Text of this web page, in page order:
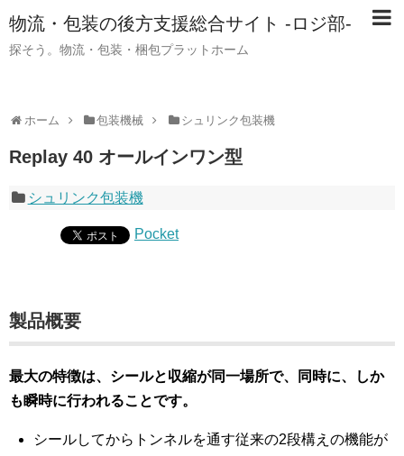
物流・包装の後方支援総合サイト -ロジ部-
探そう。物流・包装・梱包プラットホーム
ホーム 包装機械 シュリンク包装機
Replay 40 オールインワン型
シュリンク包装機
Pocket
製品概要
最大の特徴は、シールと収縮が同一場所で、同時に、しか
も瞬時に行われることです。
シールしてからトンネルを通す従来の2段構えの機能が